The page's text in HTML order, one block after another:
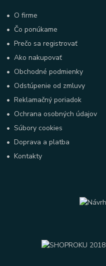
• O firme
• Čo ponúkame
•Prečo sa registrovať
•Ako nakupovať
• Obchodné podmienky
• Odstúpenie od zmluvy
•Reklamačný poriadok
• Ochrana osobných údajov
•Súbory cookies
•Doprava a platba
•Kontakty